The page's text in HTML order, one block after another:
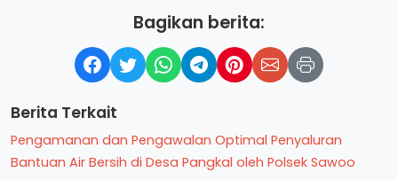
Bagikan berita:
Berita Terkait
Pengamanan dan Pengawalan Optimal Penyaluran
Bantuan Air Bersih di Desa Pangkal oleh Polsek Sawoo